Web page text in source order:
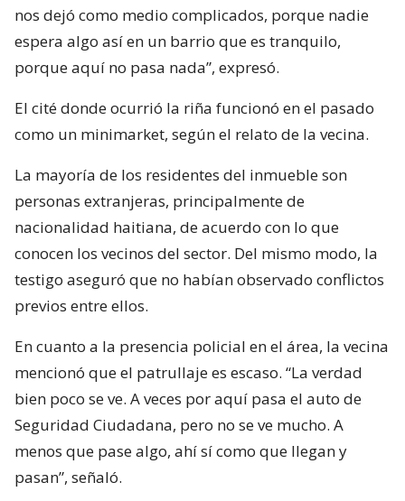
nos dejó como medio complicados, porque nadie
espera algo así en un barrio que es tranquilo,
porque aquí no pasa nada”, expresó.
El cité donde ocurrió la riña funcionó en el pasado
como un minimarket, según el relato de la vecina.
La mayoría de los residentes del inmueble son
personas extranjeras, principalmente de
nacionalidad haitiana, de acuerdo con lo que
conocen los vecinos del sector. Del mismo modo, la
testigo aseguró que no habían observado conflictos
previos entre ellos.
En cuanto a la presencia policial en el área, la vecina
mencionó que el patrullaje es escaso. “La verdad
bien poco se ve. A veces por aquí pasa el auto de
Seguridad Ciudadana, pero no se ve mucho. A
menos que pase algo, ahí sí como que llegan y
pasan”, señaló.